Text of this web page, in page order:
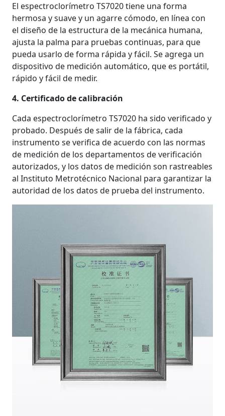
El espectroclorímetro TS7020 tiene una forma
hermosa y suave y un agarre cómodo, en línea con
el diseño de la estructura de la mecánica humana,
ajusta la palma para pruebas continuas, para que
pueda usarlo de forma rápida y fácil. Se agrega un
dispositivo de medición automático, que es portátil,
rápido y fácil de medir.
4. Certificado de calibración
Cada espectroclorímetro TS7020 ha sido verificado y
probado. Después de salir de la fábrica, cada
instrumento se verifica de acuerdo con las normas
de medición de los departamentos de verificación
autorizados, y los datos de medición son rastreables
al Instituto Metrotécnico Nacional para garantizar la
autoridad de los datos de prueba del instrumento.